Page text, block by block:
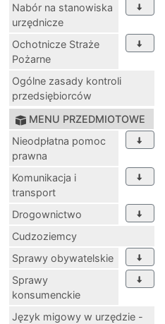
Nabór na stanowiska
urzędnicze
Ochotnicze Straże
Pożarne
Ogólne zasady kontroli
przedsiębiorców
MENU PRZEDMIOTOWE
Nieodpłatna pomoc
prawna
Komunikacja i
transport
Drogownictwo
Cudzoziemcy
Sprawy obywatelskie
Sprawy
konsumenckie
Język migowy w urzędzie -